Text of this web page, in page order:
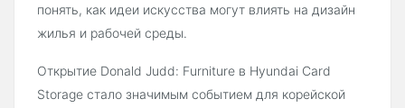
понять, как идеи искусства могут влиять на дизайн
жилья и рабочей среды.
Открытие Donald Judd: Furniture в Hyundai Card
Storage стало значимым событием для корейской